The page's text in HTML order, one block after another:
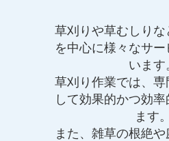
草刈りや草むしり
を中心に様々なサ
います
草刈り作業では、専
して効果的かつ効率
ます。
また、雑草の根絶